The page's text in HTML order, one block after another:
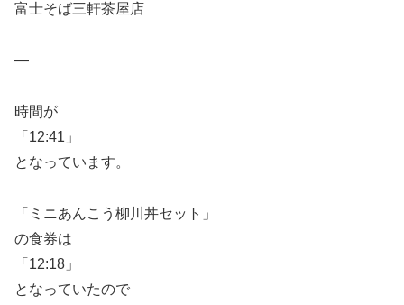
富士そば三軒茶屋店
—
時間が
「12:41」
となっています。
「ミニあんこう柳川丼セット」
の食券は
「12:18」
となっていたので